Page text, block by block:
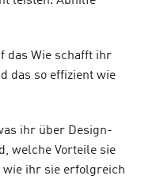
das Wie schafft ihr
das so effizient wie
ihr über Design-
welche Vorteile sie
wie ihr sie erfolgreich